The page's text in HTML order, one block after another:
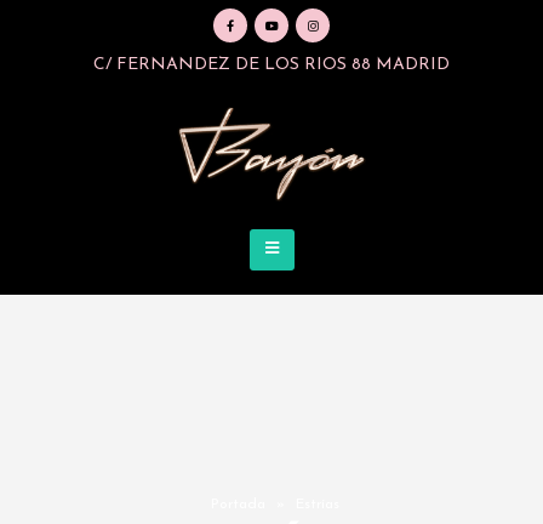
C/ FERNANDEZ DE LOS RIOS 88 MADRID